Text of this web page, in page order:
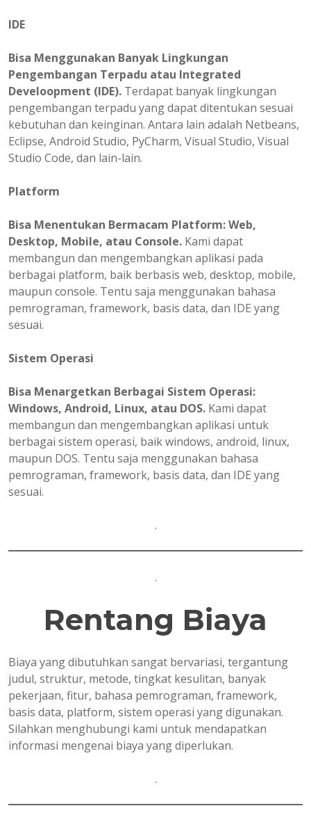
IDE
Bisa Menggunakan Banyak Lingkungan
Pengembangan Terpadu atau Integrated
Develoopment (IDE). Terdapat banyak lingkungan
pengembangan terpadu yang dapat ditentukan sesuai
kebutuhan dan keinginan. Antara lain adalah Netbeans,
Eclipse, Android Studio, PyCharm, Visual Studio, Visual
Studio Code, dan lain-lain.
Platform
Bisa Menentukan Bermacam Platform: Web,
Desktop, Mobile, atau Console. Kami dapat
membangun dan mengembangkan aplikasi pada
berbagai platform, baik berbasis web, desktop, mobile,
maupun console. Tentu saja menggunakan bahasa
pemrograman, framework, basis data, dan IDE yang
sesuai.
Sistem Operasi
Bisa Menargetkan Berbagai Sistem Operasi:
Windows, Android, Linux, atau DOS. Kami dapat
membangun dan mengembangkan aplikasi untuk
berbagai sistem operasi, baik windows, android, linux,
maupun DOS. Tentu saja menggunakan bahasa
pemrograman, framework, basis data, dan IDE yang
sesuai.
.
.
Rentang Biaya
Biaya yang dibutuhkan sangat bervariasi, tergantung
judul, struktur, metode, tingkat kesulitan, banyak
pekerjaan, fitur, bahasa pemrograman, framework,
basis data, platform, sistem operasi yang digunakan.
Silahkan menghubungi kami untuk mendapatkan
informasi mengenai biaya yang diperlukan.
.